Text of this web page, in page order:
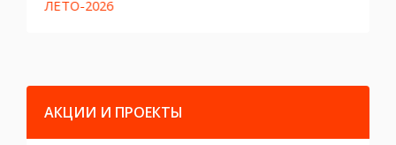
ЛЕТО-2026
АКЦИИ И ПРОЕКТЫ